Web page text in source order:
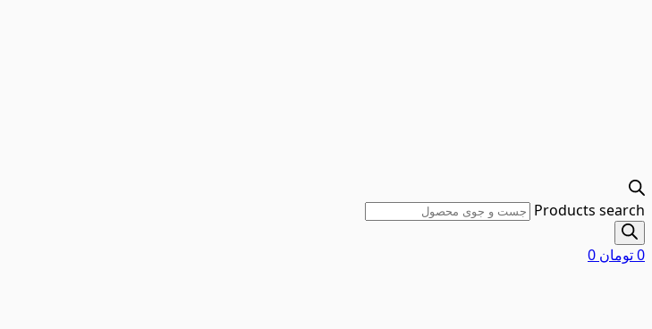
Products search
0تومان 0